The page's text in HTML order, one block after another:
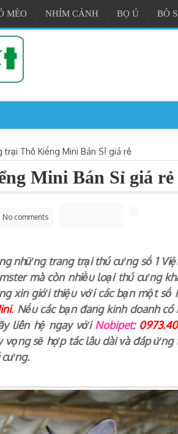
MÈO NHÍM CẢNH BỌ Ú BÒ
Nobipet - Vương quốc chuột cảnh ở Đà N
trại Thỏ Kiểng Mini Bán Sỉ giá rẻ
Mini Bán Sỉ giá rẻ
No comments
những trang trại thú cưng số 1
mà còn nhiều loại thú cưng
xin giới thiệu với các bạn một số
. Nếu các bạn đang kinh doanh có
liên hệ ngay vớiNobipet:
vọng sẽ hợp tác lâu dài và đáp ứng
cưng.